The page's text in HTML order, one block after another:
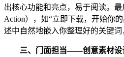
出核心功能和亮点，易于阅读。
Action），如“立即下载，开始你
述中自然地嵌入你整理好的关键词
三、 门面担当——创意素材设